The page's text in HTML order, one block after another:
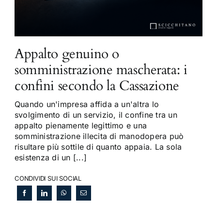
Appalto genuino o
somministrazione mascherata: i
confini secondo la Cassazione
Quando un'impresa affida a un'altra lo
svolgimento di un servizio, il confine tra un
appalto pienamente legittimo e una
somministrazione illecita di manodopera può
risultare più sottile di quanto appaia. La sola
esistenza di un [...]
CONDIVIDI SUI SOCIAL